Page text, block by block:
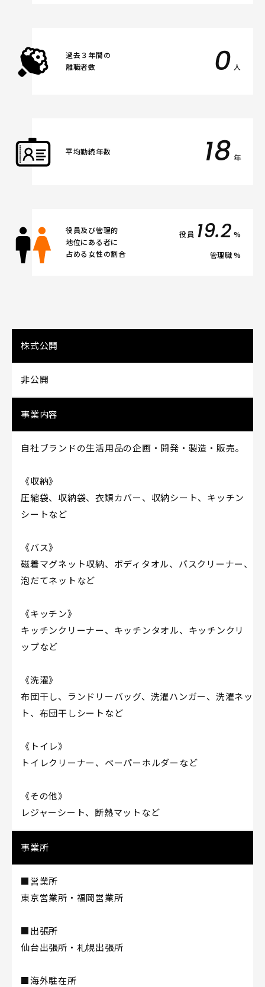
過去３年間の
離職者数
0 人
平均勤続年数 18 年
役員及び管理的
地位にある者に
占める女性の割合
役員 19.2 %
管理職%
株式公開
非公開
事業内容
自社ブランドの生活用品の企画・開発・製造・販売。
《収納》
圧縮袋、収納袋、衣類カバー、収納シート、キッチン
シートなど
《バス》
磁着マグネット収納、ボディタオル、バスクリーナー、
泡だてネットなど
《キッチン》
キッチンクリーナー、キッチンタオル、キッチンクリ
ップなど
《洗濯》
布団干し、ランドリーバッグ、洗濯ハンガー、洗濯ネッ
ト、布団干しシートなど
《トイレ》
トイレクリーナー、ペーパーホルダーなど
《その他》
レジャーシート、断熱マットなど
事業所
■営業所
東京営業所・福岡営業所
■出張所
仙台出張所・札幌出張所
■海外駐在所